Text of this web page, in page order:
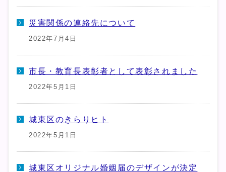
災害関係の連絡先について
2022年7月4日
市長・教育長表彰者として表彰されました
2022年5月1日
城東区のきらりヒト
2022年5月1日
城東区オリジナル婚姻届のデザインが決定